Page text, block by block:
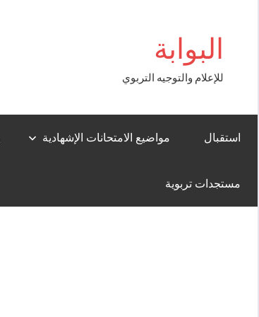
البوابة
للإعلام والتوجيه التربوي
استقبال مواضيع الامتحانات الإشهادية
مستجدات تربوية